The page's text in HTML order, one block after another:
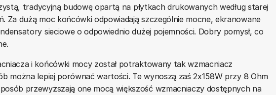
tradycyjną budowę opartą na płytkach drukowanych według starej
Za dużą moc końcówki odpowiadają szczególnie mocne, ekranowane
sieciowe o odpowiednio dużej pojemności. Dobry pomysł, co
i końcówki mocy został potraktowany tak wzmacniacz
można lepiej porównać wartości. Te wynoszą zaś 2x158W przy 8 Ohm
przewyższają one mocą większość wzmacniaczy dostępnych na